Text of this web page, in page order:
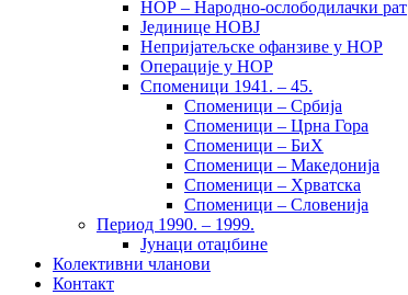
НОР – Народно-ослободилачки рат
Јединице НОВЈ
Непријатељске офанзиве у НОР
Операције у НОР
Споменици 1941. – 45.
Споменици – Србија
Споменици – Црна Гора
Споменици – БиХ
Споменици – Македонија
Споменици – Хрватска
Споменици – Словенија
Период 1990. – 1999.
Јунаци отаџбине
Колективни чланови
Контакт